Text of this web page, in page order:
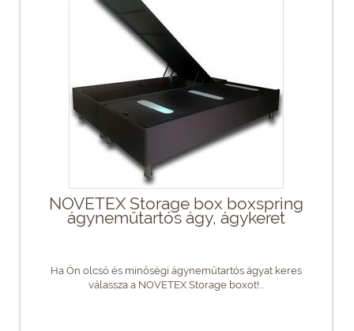
NOVETEX Storage box boxspring
ágyneműtartós ágy, ágykeret
Ha Ön olcsó és minőségi ágyneműtartós ágyat keres
válassza a NOVETEX Storage boxot!...